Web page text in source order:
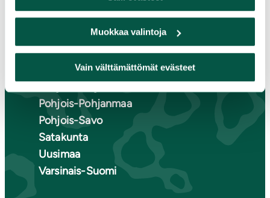
Muokkaa valintoja
Vain välttämättömät evästeet
Kymenlaakso
Pirkanmaa
Pohjanmaa
Pohjois-Pohjanmaa
Pohjois-Savo
Satakunta
Uusimaa
Varsinais-Suomi